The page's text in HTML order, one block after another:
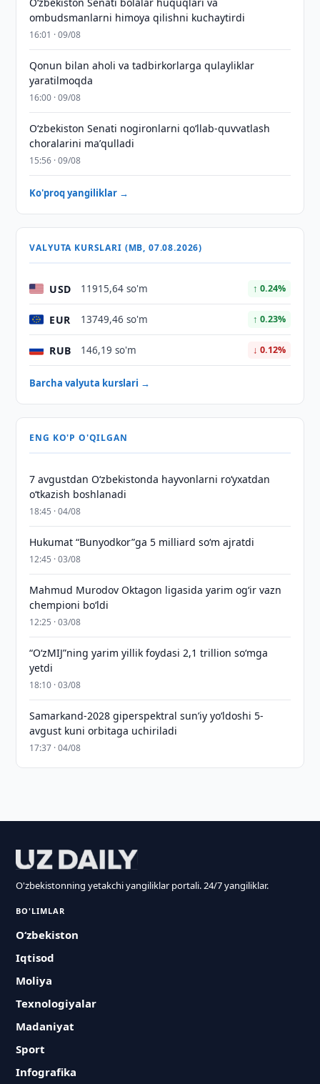
ombudsmanlarni himoya qilishni kuchaytirdi
16:01 · 09/08
Qonun bilan aholi va tadbirkorlarga qulayliklar
yaratilmoqda
16:00 · 09/08
Oʻzbekiston Senati nogironlarni qoʻllab-quvvatlash
choralarini maʼqulladi
15:56 · 09/08
Ko'proq yangiliklar →
VALYUTA KURSLARI (MB, 07.08.2026)
USD 11915,64 so'm ↑ 0.24%
EUR 13749,46 so'm ↑ 0.23%
RUB 146,19 so'm ↓ 0.12%
Barcha valyuta kurslari →
ENG KO'P O'QILGAN
7 avgustdan O‘zbekistonda hayvonlarni ro‘yxatdan
o‘tkazish boshlanadi
18:45 · 04/08
Hukumat “Bunyodkor”ga 5 milliard so‘m ajratdi
12:45 · 03/08
Mahmud Murodov Oktagon ligasida yarim og‘ir vazn
chempioni bo‘ldi
12:25 · 03/08
“O‘zMIJ”ning yarim yillik foydasi 2,1 trillion so‘mga
yetdi
18:10 · 03/08
Samarkand-2028 giperspektral sun’iy yo‘ldoshi 5-
avgust kuni orbitaga uchiriladi
17:37 · 04/08
O'zbekistonning yetakchi yangiliklar portali. 24/7 yangiliklar.
BO'LIMLAR
O‘zbekiston
Iqtisod
Moliya
Texnologiyalar
Madaniyat
Sport
Infografika